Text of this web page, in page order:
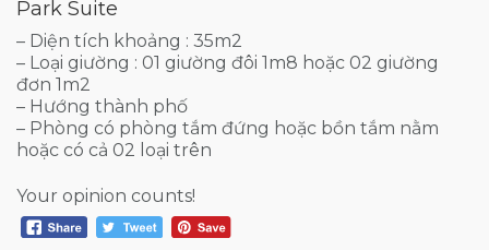
Park Suite
– Diện tích khoảng : 35m2
– Loại giường : 01 giường đôi 1m8 hoặc 02 giường
đơn 1m2
– Hướng thành phố
– Phòng có phòng tắm đứng hoặc bồn tắm nằm
hoặc có cả 02 loại trên
Your opinion counts!